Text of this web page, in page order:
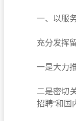
一、以服
充分发挥
一是大力
二是密切
招聘”和国